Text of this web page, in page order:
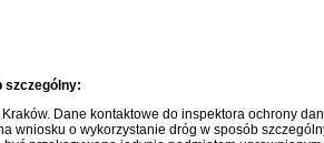
szczególny:
Dane kontaktowe do inspektora ochrony
wniosku o wykorzystanie dróg w sposób